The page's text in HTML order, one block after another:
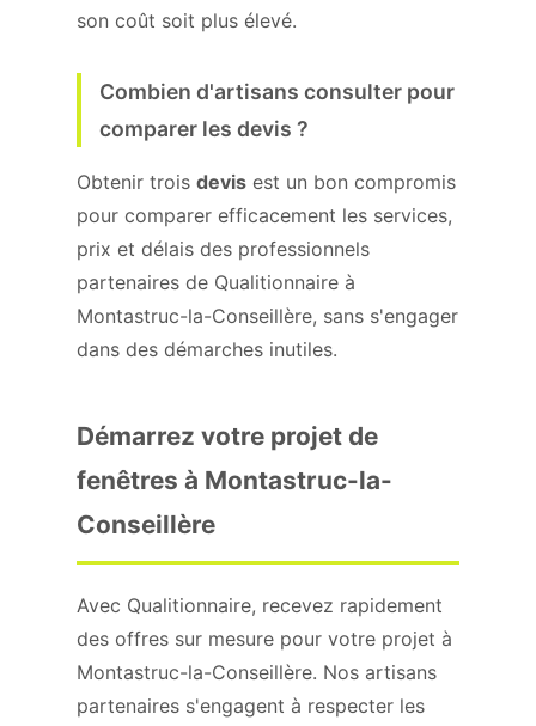
son coût soit plus élevé.
Combien d'artisans consulter pour
comparer les devis ?
Obtenir trois devis est un bon compromis
pour comparer efficacement les services,
prix et délais des professionnels
partenaires de Qualitionnaire à
Montastruc-la-Conseillère, sans s'engager
dans des démarches inutiles.
Démarrez votre projet de
fenêtres à Montastruc-la-
Conseillère
Avec Qualitionnaire, recevez rapidement
des offres sur mesure pour votre projet à
Montastruc-la-Conseillère. Nos artisans
partenaires s'engagent à respecter les